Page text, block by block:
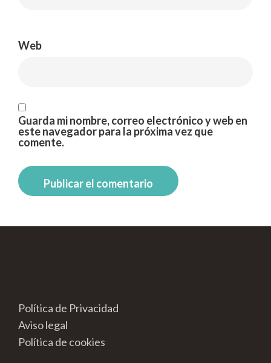
Web
Guarda mi nombre, correo electrónico y web en
este navegador para la próxima vez que
comente.
Política de Privacidad
Aviso legal
Política de cookies